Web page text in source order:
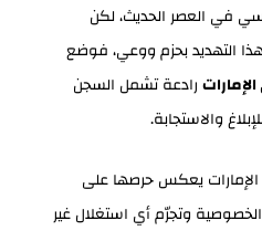
في العصر الحديث، لكن
التهديد بحزم ووعي، فوضع
رادعة تشمل السجن
والاستجابة.
يعكس حرصها على
وتجرّم أي استغلال غير